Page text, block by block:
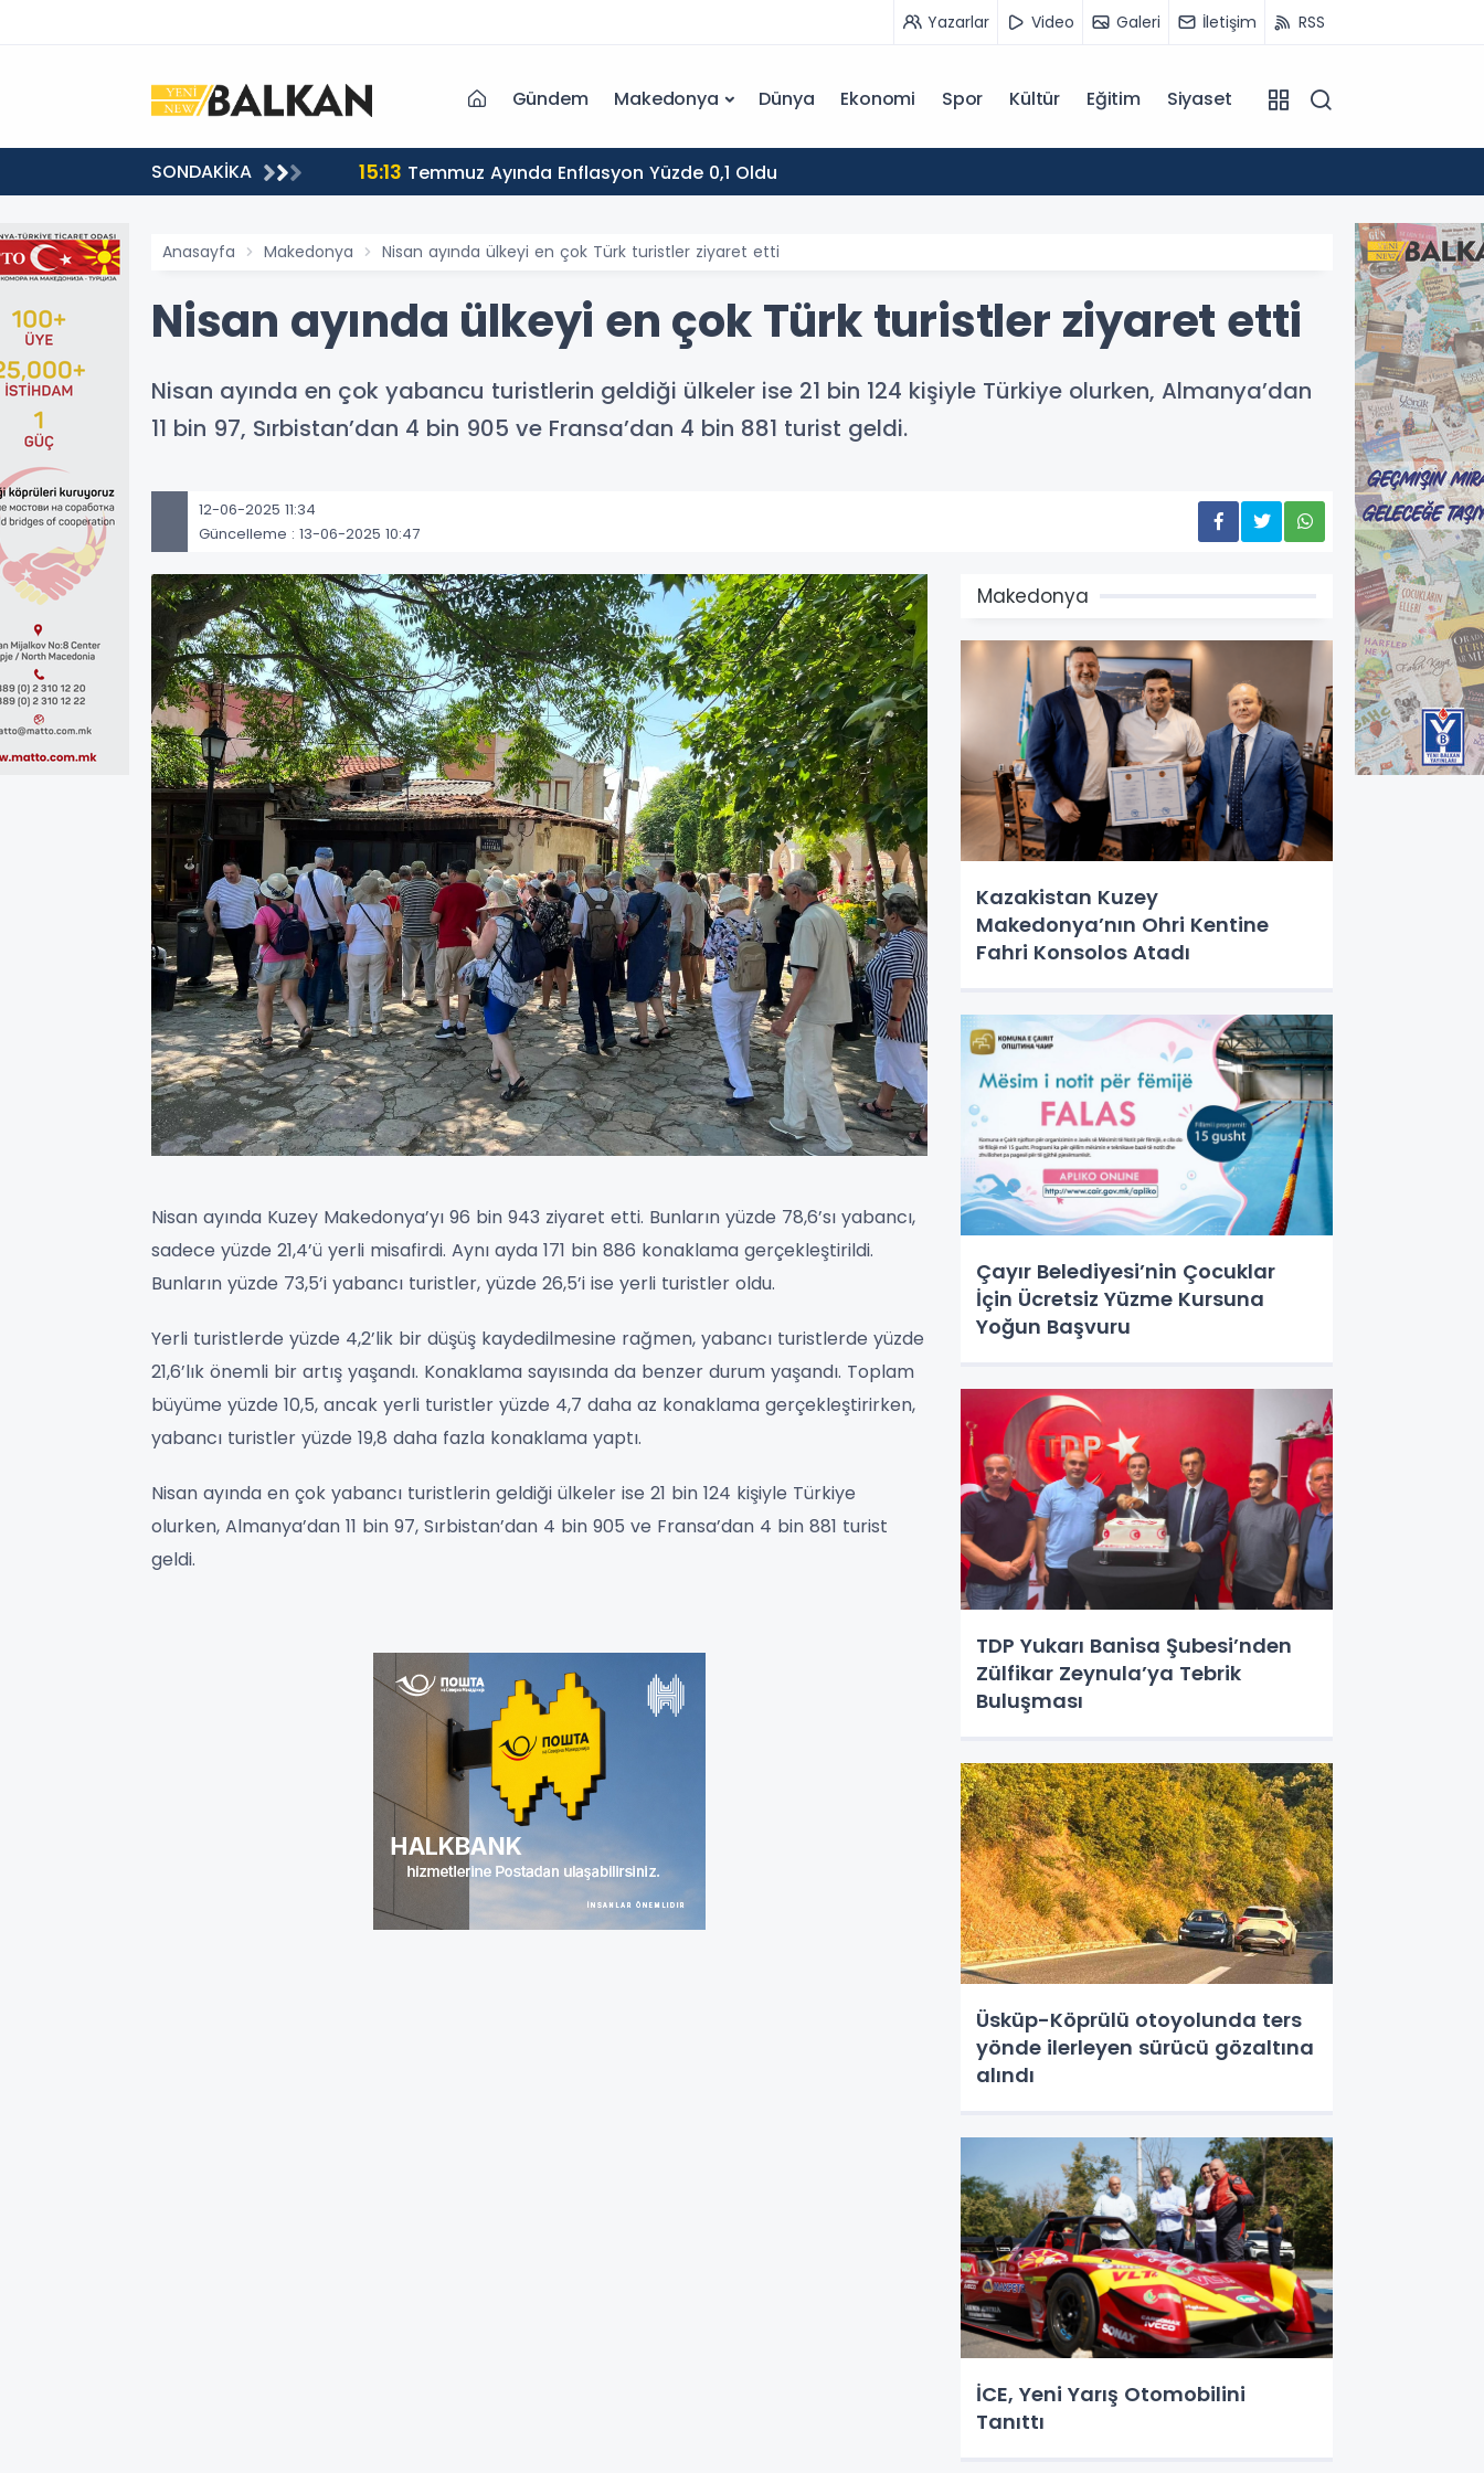
Yazarlar Video Galeri İletişim RSS
Gündem Makedonya Dünya Ekonomi Spor Kültür Eğitim Siyaset
SONDAKİKA 15:13 Temmuz Ayında Enflasyon Yüzde 0,1 Oldu
Anasayfa Makedonya Nisan ayında ülkeyi en çok Türk turistler ziyaret etti
Nisan ayında ülkeyi en çok Türk turistler ziyaret etti
Nisan ayında en çok yabancu turistlerin geldiği ülkeler ise 21 bin 124 kişiyle Türkiye olurken, Almanya’dan
11 bin 97, Sırbistan’dan 4 bin 905 ve Fransa’dan 4 bin 881 turist geldi.
12-06-2025 11:34
Güncelleme : 13-06-2025 10:47
Nisan ayında Kuzey Makedonya’yı 96 bin 943 ziyaret etti. Bunların yüzde 78,6’sı yabancı,
sadece yüzde 21,4’ü yerli misafirdi. Aynı ayda 171 bin 886 konaklama gerçekleştirildi.
Bunların yüzde 73,5’i yabancı turistler, yüzde 26,5’i ise yerli turistler oldu.
Yerli turistlerde yüzde 4,2’lik bir düşüş kaydedilmesine rağmen, yabancı turistlerde yüzde
21,6’lık önemli bir artış yaşandı. Konaklama sayısında da benzer durum yaşandı. Toplam
büyüme yüzde 10,5, ancak yerli turistler yüzde 4,7 daha az konaklama gerçekleştirirken,
yabancı turistler yüzde 19,8 daha fazla konaklama yaptı.
Nisan ayında en çok yabancı turistlerin geldiği ülkeler ise 21 bin 124 kişiyle Türkiye
olurken, Almanya’dan 11 bin 97, Sırbistan’dan 4 bin 905 ve Fransa’dan 4 bin 881 turist
geldi.
Makedonya
Kazakistan Kuzey
Makedonya’nın Ohri Kentine
Fahri Konsolos Atadı
Çayır Belediyesi’nin Çocuklar
İçin Ücretsiz Yüzme Kursuna
Yoğun Başvuru
TDP Yukarı Banisa Şubesi’nden
Zülfikar Zeynula’ya Tebrik
Buluşması
Üsküp-Köprülü otoyolunda ters
yönde ilerleyen sürücü gözaltına
alındı
İCE, Yeni Yarış Otomobilini
Tanıttı